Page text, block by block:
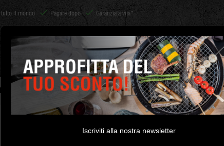
il mondo Pagare dopo Garanzia a vita*
ACCESSORI CARBONE E LEGNA ERBE
pulizia del barbecue yakiniku strumento di pulizia della griglia
DELLA
Iscriviti alla nostra newsletter